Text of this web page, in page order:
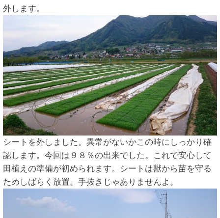
外します。
シートを外しました。異常がないかこの時にしっかり確
認します。今回は９８％の出来でした。これで安心して
田植えの準備が初められます。シートは獣から苗を守る
ためしばらく放置。手抜きじゃありませんよ。